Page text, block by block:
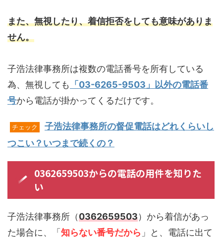
また、無視したり、着信拒否をしても意味がありま
せん。
子浩法律事務所は複数の電話番号を所有している
為、無視しても
「03-6265-9503」以外の電話番
号から電話が掛かってくるだけです。
チェック
子浩法律事務所の督促電話はどれくらいし
つこい？いつまで続くの？
0362659503からの電話の用件を知りた
い
子浩法律事務所（0362659503）から着信があっ
た場合に、「 知らない番号だから 」と、電話に出て